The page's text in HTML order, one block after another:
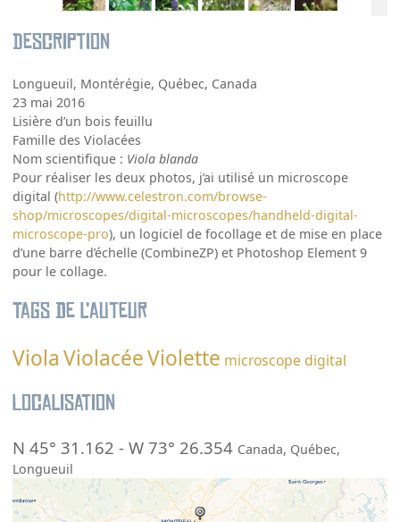
Description
Longueuil, Montérégie, Québec, Canada
23 mai 2016
Lisière d’un bois feuillu
Famille des Violacées
Nom scientifique : Viola blanda
Pour réaliser les deux photos, j’ai utilisé un microscope
digital (http://www.celestron.com/browse-
shop/microscopes/digital-microscopes/handheld-digital-
microscope-pro), un logiciel de focollage et de mise en place
d’une barre d’échelle (CombineZP) et Photoshop Element 9
pour le collage.
Tags de l’auteur
Viola ViolacéeViolette microscope digital
Localisation
N 45° 31.162 -W 73° 26.354 Canada, Québec,
Longueuil